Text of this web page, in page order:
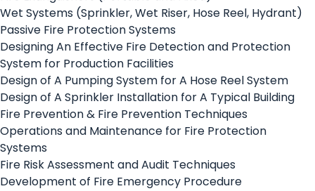
Wet Systems (Sprinkler, Wet Riser, Hose Reel, Hydrant)
Passive Fire Protection Systems
Designing An Effective Fire Detection and Protection
System for Production Facilities
Design of A Pumping System for A Hose Reel System
Design of A Sprinkler Installation for A Typical Building
Fire Prevention & Fire Prevention Techniques
Operations and Maintenance for Fire Protection
Systems
Fire Risk Assessment and Audit Techniques
Development of Fire Emergency Procedure